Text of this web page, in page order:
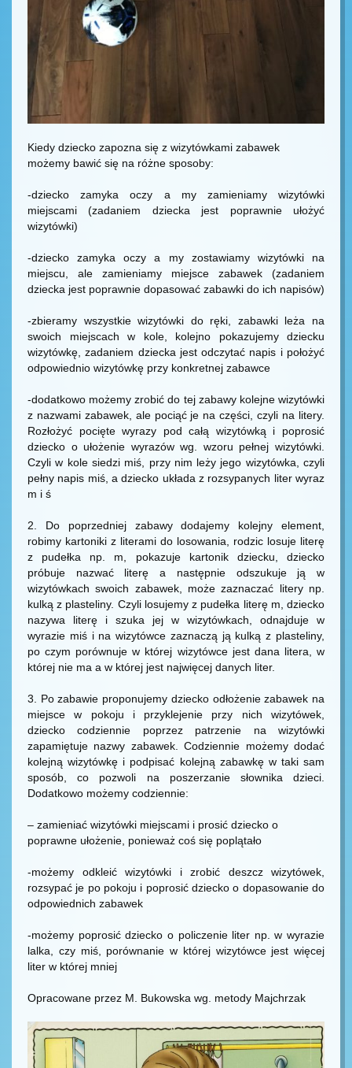
Kiedy dziecko zapozna się z wizytówkami zabawek
możemy bawić się na różne sposoby:
-dziecko zamyka oczy a my zamieniamy wizytówki
miejscami (zadaniem dziecka jest poprawnie ułożyć
wizytówki)
-dziecko zamyka oczy a my zostawiamy wizytówki na
miejscu, ale zamieniamy miejsce zabawek (zadaniem
dziecka jest poprawnie dopasować zabawki do ich napisów)
-zbieramy wszystkie wizytówki do ręki, zabawki leża na
swoich miejscach w kole, kolejno pokazujemy dziecku
wizytówkę, zadaniem dziecka jest odczytać napis i położyć
odpowiednio wizytówkę przy konkretnej zabawce
-dodatkowo możemy zrobić do tej zabawy kolejne wizytówki
z nazwami zabawek, ale pociąć je na części, czyli na litery.
Rozłożyć pocięte wyrazy pod całą wizytówką i poprosić
dziecko o ułożenie wyrazów wg. wzoru pełnej wizytówki.
Czyli w kole siedzi miś, przy nim leży jego wizytówka, czyli
pełny napis miś, a dziecko układa z rozsypanych liter wyraz
m i ś
2. Do poprzedniej zabawy dodajemy kolejny element,
robimy kartoniki z literami do losowania, rodzic losuje literę
z pudełka np. m, pokazuje kartonik dziecku, dziecko
próbuje nazwać literę a następnie odszukuje ją w
wizytówkach swoich zabawek, może zaznaczać litery np.
kulką z plasteliny. Czyli losujemy z pudełka literę m, dziecko
nazywa literę i szuka jej w wizytówkach, odnajduje w
wyrazie miś i na wizytówce zaznaczą ją kulką z plasteliny,
po czym porównuje w której wizytówce jest dana litera, w
której nie ma a w której jest najwięcej danych liter.
3. Po zabawie proponujemy dziecko odłożenie zabawek na
miejsce w pokoju i przyklejenie przy nich wizytówek,
dziecko codziennie poprzez patrzenie na wizytówki
zapamiętuje nazwy zabawek. Codziennie możemy dodać
kolejną wizytówkę i podpisać kolejną zabawkę w taki sam
sposób, co pozwoli na poszerzanie słownika dzieci.
Dodatkowo możemy codziennie:
– zamieniać wizytówki miejscami i prosić dziecko o
poprawne ułożenie, ponieważ coś się poplątało
-możemy odkleić wizytówki i zrobić deszcz wizytówek,
rozsypać je po pokoju i poprosić dziecko o dopasowanie do
odpowiednich zabawek
-możemy poprosić dziecko o policzenie liter np. w wyrazie
lalka, czy miś, porównanie w której wizytówce jest więcej
liter w której mniej
Opracowane przez M. Bukowska wg. metody Majchrzak